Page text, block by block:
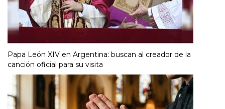
Papa León XIV en Argentina: buscan al creador de la
canción oficial para su visita